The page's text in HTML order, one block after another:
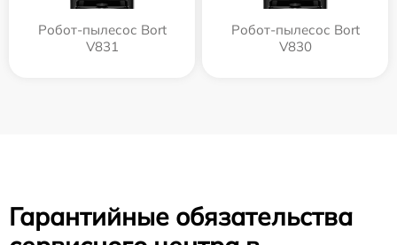
Робот-пылесос Bort
V831
Робот-пылесос Bort
V830
Гарантийные обязательства